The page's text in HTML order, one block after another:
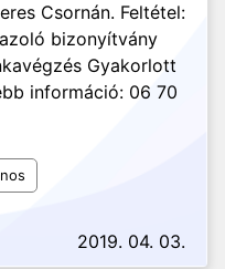
Csornán. Feltétel:
bizonyítvány
Gyakorlott
információ: 06 70
2019. 04. 03.